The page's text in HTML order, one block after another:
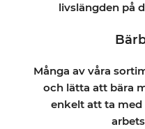
livslängden på
Många av våra
och lätta att bära
enkelt att ta